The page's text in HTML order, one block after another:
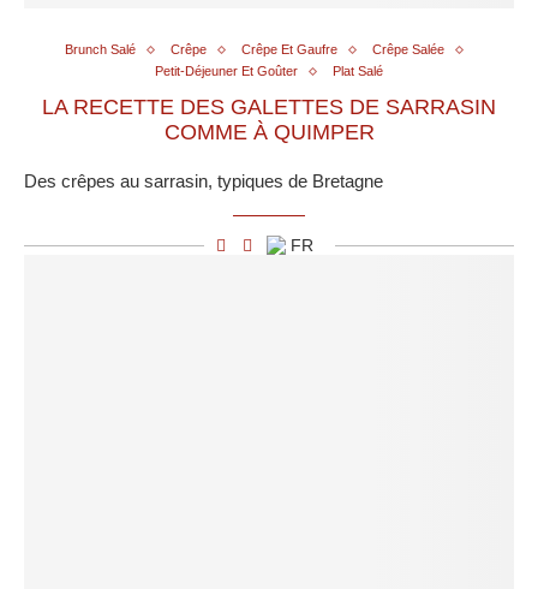
Brunch Salé Crêpe Crêpe Et Gaufre
Crêpe Salée
Petit-Déjeuner Et Goûter
Plat Salé
LA RECETTE DES GALETTES DE SARRASIN
COMME À QUIMPER
Des crêpes au sarrasin, typiques de Bretagne
FR